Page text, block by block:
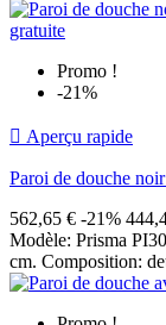
Promo !
-21%
 Aperçu rapide
Paroi de douche
562,65 € -21%
Modèle: Prisma
cm. Composition: